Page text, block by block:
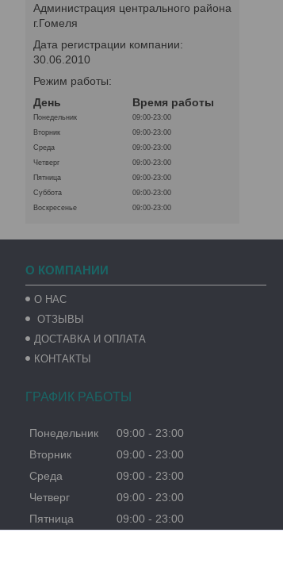
Администрация центрального района
г.Гомеля
Дата регистрации компании:
30.06.2010
Режим работы:
День
Время работы
Понедельник
09:00-23:00
Вторник
09:00-23:00
Среда
09:00-23:00
Четверг
09:00-23:00
Пятница
09:00-23:00
Суббота
09:00-23:00
Воскресенье
09:00-23:00
О КОМПАНИИ
О НАС
ОТЗЫВЫ
ДОСТАВКА И ОПЛАТА
КОНТАКТЫ
ГРАФИК РАБОТЫ
Понедельник 09:00
23:00
Вторник
09:00
23:00
Среда
09:00
23:00
Четверг
09:00
23:00
Пятница
09:00
23:00